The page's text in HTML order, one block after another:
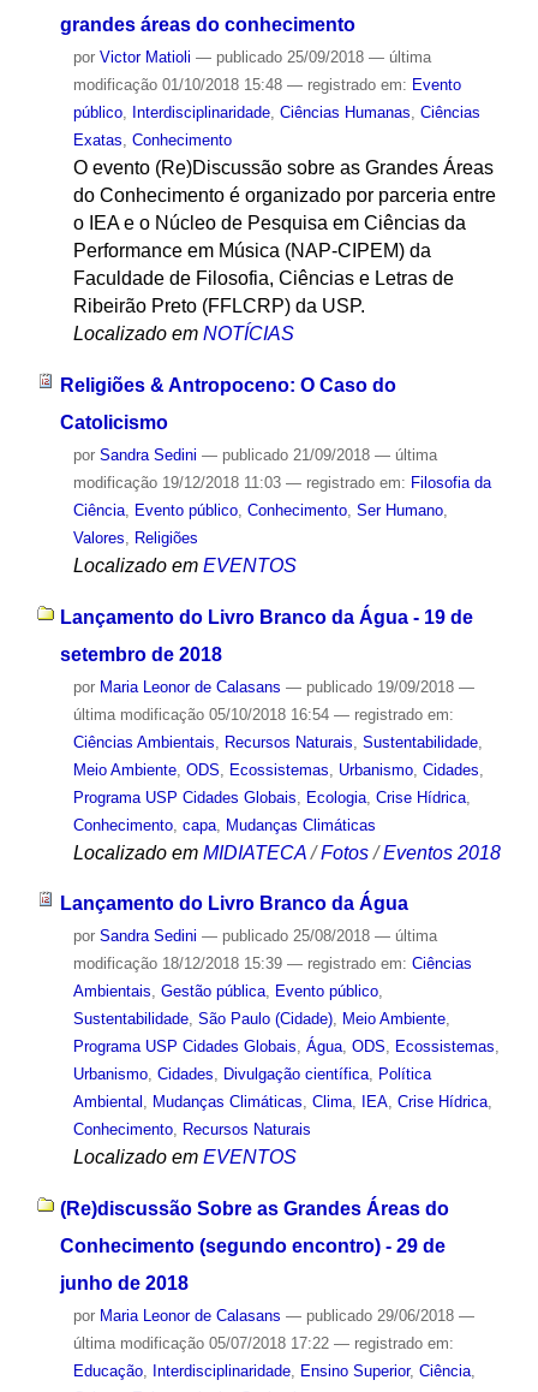
grandes áreas do conhecimento
por Victor Matioli — publicado25/09/2018 — última
modificação01/10/2018 15:48 — registrado em: Evento
público, Interdisciplinaridade, Ciências Humanas, Ciências
Exatas, Conhecimento
O evento (Re)Discussão sobre as Grandes Áreas
do Conhecimento é organizado por parceria entre
o IEA e o Núcleo de Pesquisa em Ciências da
Performance em Música (NAP-CIPEM) da
Faculdade de Filosofia, Ciências e Letras de
Ribeirão Preto (FFLCRP) da USP.
Localizado em NOTÍCIAS
Religiões & Antropoceno: O Caso do
Catolicismo
por Sandra Sedini — publicado21/09/2018 — última
modificação19/12/2018 11:03 — registrado em: Filosofia da
Ciência, Evento público, Conhecimento, Ser Humano,
Valores, Religiões
Localizado em EVENTOS
Lançamento do Livro Branco da Água - 19 de
setembro de 2018
por Maria Leonor de Calasans — publicado19/09/2018 —
última modificação05/10/2018 16:54 — registrado em:
Ciências Ambientais
Recursos Naturais Sustentabilidade,
Meio Ambiente, ODS Ecossistemas Urbanismo, Cidades
Programa USP Cidades Globais
Ecologia, Crise Hídrica,
Conhecimento, capa, Mudanças Climáticas
Localizado em MIDIATECA /Fotos /Eventos 2018
Lançamento do Livro Branco da Água
por Sandra Sedini — publicado25/08/2018 — última
modificação18/12/2018 15:39 — registrado em: Ciências
Ambientais, Gestão pública, Evento público,
Sustentabilidade, São Paulo (Cidade), Meio Ambiente,
Programa USP Cidades Globais, Água, ODS, Ecossistemas,
Urbanismo, Cidades, Divulgação científica, Política
Ambiental , Mudanças Climáticas, Clima, IEA, Crise Hídrica,
Conhecimento, Recursos Naturais
Localizado em EVENTOS
(Re)discussão Sobre as Grandes Áreas do
Conhecimento (segundo encontro) - 29 de
junho de 2018
por Maria Leonor de Calasans — publicado29/06/2018 —
última modificação05/07/2018 17:22 — registrado em:
Educação, Interdisciplinaridade, Ensino Superior, Ciência,